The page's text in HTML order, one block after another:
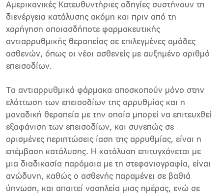
Αµερικανικές Κατευθυντήριες οδηγίες συστήνουν τη
διενέργεια κατάλυσης ακόµη και πριν από τη
χορήγηση οποιασδήποτε φαρµακευτικής
αντιαρρυθµικής θεραπείας σε επιλεγµένες οµάδες
ασθενών, όπως οι νέοι ασθενείς µε αυξηµένο αριθµό
επεισοδίων.
Τα αντιαρρυθµικά φάρµακα αποσκοπούν µόνο στην
ελάττωση των επεισοδίων της αρρυθµίας και η
µοναδική θεραπεία µε την οποία µπορεί να επιτευχθεί
εξαφάνιση των επεισοδίων, και συνεπώς σε
ορισµένες περιπτώσεις ίαση της αρρυθµίας, είναι η
επέµβαση κατάλυσης. Η κατάλυση επιτυγχάνεται µε
µια διαδικασία παρόµοια µε τη στεφανιογραφία, είναι
ανώδυνη, καθώς ο ασθενής παραµένει σε βαθιά
ύπνωση, και απαιτεί νοσηλεία µιας ηµέρας, ενώ σε